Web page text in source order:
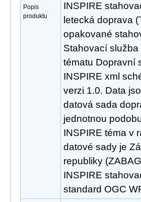
Popis
produktu
INSPIRE
letecká doprava
opakované
Stahovací
tématu Dopravní
INSPIRE xml
verzi 1.0. Data
datová sada
jednotnou
INSPIRE téma v
datové sady je
republiky
INSPIRE
standard OGC